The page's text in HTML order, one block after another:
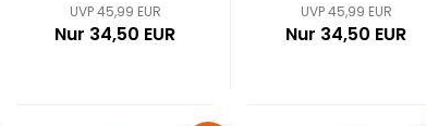
UVP 45,99 EUR
Nur 34,50 EUR
UVP 45,99 EUR
Nur 34,50 EUR